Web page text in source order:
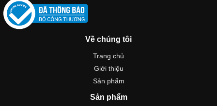
Về chúng tôi
Trang chủ
Giới thiệu
Sản phẩm
Sản phẩm